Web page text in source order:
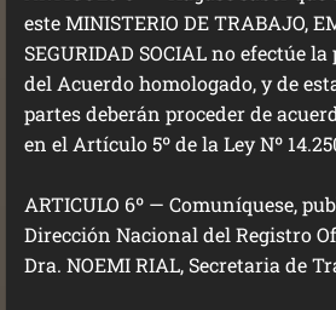
este MINISTERIO DE TRABAJO,
SEGURIDAD SOCIAL no efectúe
del Acuerdo homologado, y de
partes deberán proceder de
en el Artículo 5º de la Ley Nº
ARTICULO 6º — Comuníquese,
Dirección Nacional del Registro
Dra. NOEMI RIAL, Secretaria de